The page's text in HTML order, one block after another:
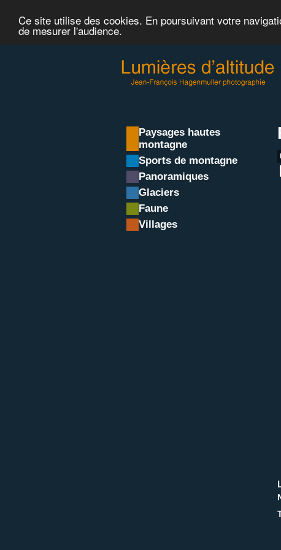
Ce site utilise des cookies. En poursuivant votre
de mesurer l'audience.
Paysages hautes
montagne
Sports de montagne
Panoramiques
Glaciers
Faune
Villages